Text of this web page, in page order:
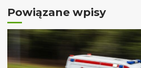
Powiązane wpisy